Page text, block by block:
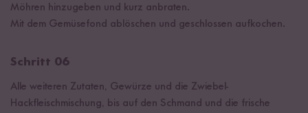
Möhren hinzugeben und kurz anbraten.
Mit dem Gemüsefond ablöschen und geschlossen aufkochen.
Schritt 06
Alle weiteren Zutaten, Gewürze und die Zwiebel-
Hackfleischmischung, bis auf den Schmand und die frische